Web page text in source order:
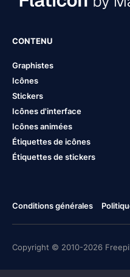
CONTENU
Graphistes
Icônes
Stickers
Icônes d'interface
Icônes animées
Étiquettes de icônes
Étiquettes de stickers
Conditions générales
Copyright © 2010-2026